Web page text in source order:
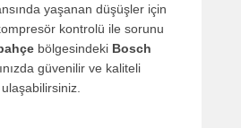
yaşanan düşüşler için
kontrolü ile sorunu
bölgesindeki Bosch
güvenilir ve kaliteli